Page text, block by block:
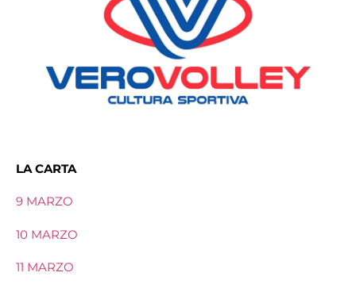
LA CARTA
9 MARZO
10 MARZO
11 MARZO